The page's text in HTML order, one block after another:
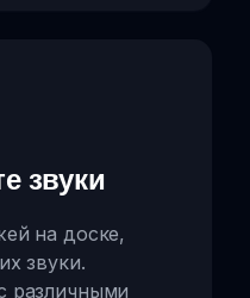
звуки
на доске,
звуки.
различными